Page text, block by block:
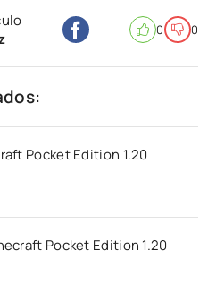
0 0
Pocket Edition 1.20
Pocket Edition 1.20